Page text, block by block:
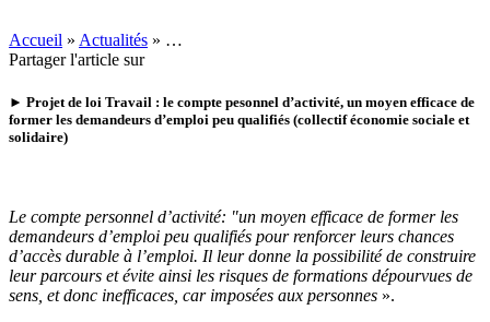
Accueil » Actualités » …
Partager l'article sur
► Projet de loi Travail : le compte pesonnel d’activité, un moyen efficace de
former les demandeurs d’emploi peu qualifiés (collectif économie sociale et
solidaire)
Le compte personnel d’activité: "un moyen efficace de former les
demandeurs d’emploi peu qualifiés pour renforcer leurs chances
d’accès durable à l’emploi. Il leur donne la possibilité de construire
leur parcours et évite ainsi les risques de formations dépourvues de
sens, et donc inefficaces, car imposées aux personnes ».